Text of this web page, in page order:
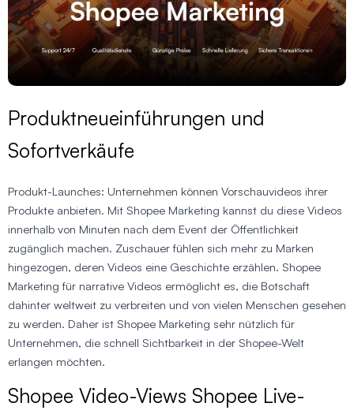
Produktneueinführungen und
Sofortverkäufe
Produkt-Launches: Unternehmen können Vorschauvideos ihrer
Produkte anbieten. Mit Shopee Marketing kannst du diese Videos
innerhalb von Minuten nach dem Event der Öffentlichkeit
zugänglich machen. Zuschauer fühlen sich mehr zu Marken
hingezogen, deren Videos eine Geschichte erzählen. Shopee
Marketing für narrative Videos ermöglicht es, die Botschaft
dahinter weltweit zu verbreiten und von vielen Menschen gesehen
zu werden. Daher ist Shopee Marketing sehr nützlich für
Unternehmen, die schnell Sichtbarkeit in der Shopee-Welt
erlangen möchten.
Shopee Video-Views Shopee Live-